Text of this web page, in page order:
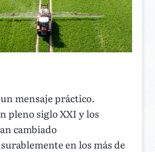
un mensaje práctico.
pleno siglo XXI y los
cambiado
en los más de